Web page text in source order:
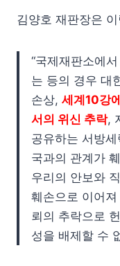
김양호 재판장은
“국제재판소에
는 등의 경우 대
손상, 세계10강
서의 위신 추락,
공유하는 서방
국과의 관계가
우리의 안보와
훼손으로 이어
뢰의 추락으로
성을 배제할 수